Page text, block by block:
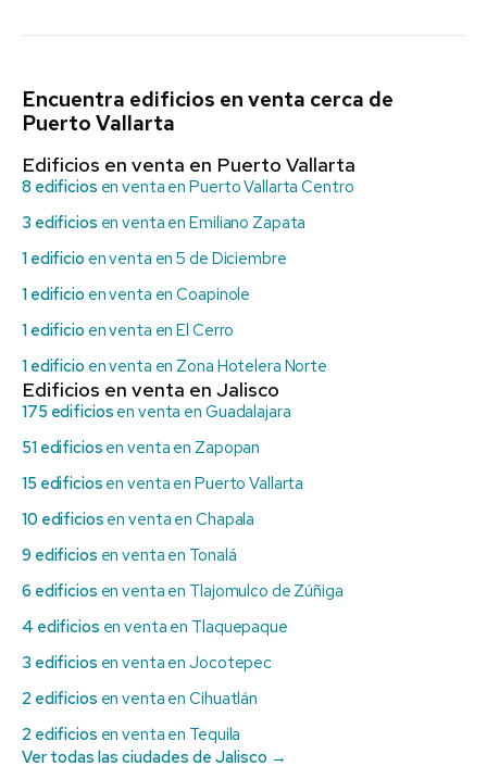
Encuentra edificios en venta cerca de
Puerto Vallarta
Edificios en venta en Puerto Vallarta
8 edificios en venta en Puerto Vallarta Centro
3 edificios en venta en Emiliano Zapata
1 edificio en venta en 5 de Diciembre
1 edificio en venta en Coapinole
1 edificio en venta en El Cerro
1 edificio en venta en Zona Hotelera Norte
Edificios en venta en Jalisco
175 edificios en venta en Guadalajara
51 edificios en venta en Zapopan
15 edificios en venta en Puerto Vallarta
10 edificios en venta en Chapala
9 edificios en venta en Tonalá
6 edificios en venta en Tlajomulco de Zúñiga
4 edificios en venta en Tlaquepaque
3 edificios en venta en Jocotepec
2 edificios en venta en Cihuatlán
2 edificios en venta en Tequila
Ver todas las ciudades de Jalisco →